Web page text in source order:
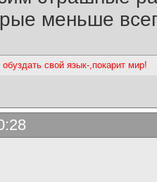
меньше
свой язык-,покарит мир!